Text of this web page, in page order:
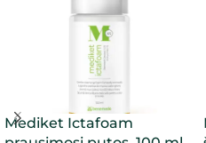
Mediket Ictafoam